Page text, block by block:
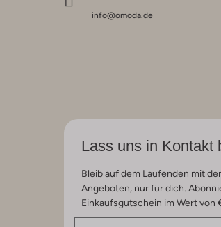
info@omoda.de
Lass uns in Kontakt
Bleib auf dem Laufenden mit
Angeboten, nur für dich.
Einkaufsgutschein im Wert von